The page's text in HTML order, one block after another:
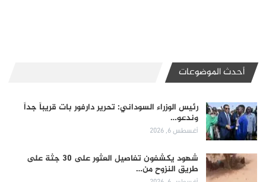
أحدث الموضوعات
رئيس الوزراء السوداني: تحرير دارفور بات قريباً جداً
وندعو…
أغسطس 6, 2026
شهود يكشفون تفاصيل العثور على 30 جثة على
طريق النزوح من…